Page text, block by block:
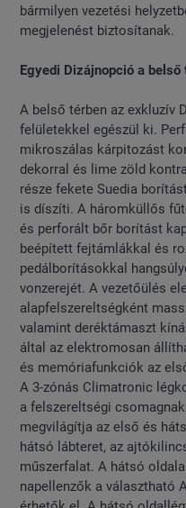
bármilyen vezetési
megjelenést biztosítanak.
Egyedi Dizájnopció a belső
A belső térben az exkluzív
felületekkel egészül ki.
mikroszálas kárpitozást
dekorral és lime zöld
része fekete Suedia
is díszíti. A háromküllős
és perforált bőr borítást
beépített fejtámlákkal és
pedálborításokkal
vonzerejét. A vezetőülés
alapfelszereltségként
valamint deréktámaszt
által az elektromosan
és memóriafunkciók az
A 3-zónás Climatronic
a felszereltségi
megvilágítja az első és
hátsó lábteret, az
műszerfalat. A hátsó
napellenzők a választható